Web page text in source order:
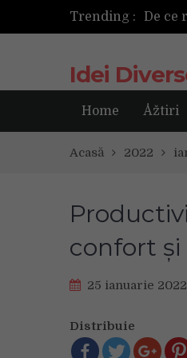
Trending :
Cum
Idei
Home Åžtiri
Acasă 2022
confort
25 ianuarie 2022
Distribuie